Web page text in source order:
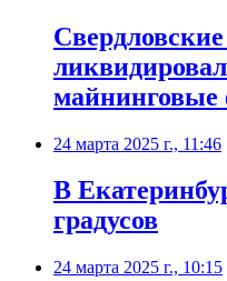
24 марта 2025 г., 11:46
В
градусов
24 марта 2025 г., 10:15